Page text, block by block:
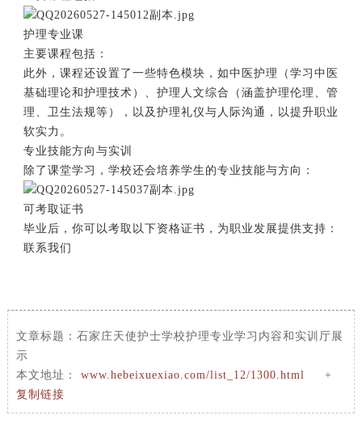
护理专业课
主要课程包括：
此外，课程还设置了一些特色模块，如中医护理（学习中医
基础理论和护理技术）、护理人文综合（涵盖护理伦理、管
理、卫生法规等），以及护理礼仪与人际沟通，以提升职业
软实力。
专业技能方向与实训
除了课堂学习，学校还会培养学生的专业技能与方向：
可考取证书
毕业后，你可以考取以下资格证书，为职业发展提供支持：
联系我们
文章标题： 石家庄天使护士学校护理专业学习内容和实训厅展
示
本文地址： www.hebeixuexiao.com/list_12/1300.html
+
复制链接